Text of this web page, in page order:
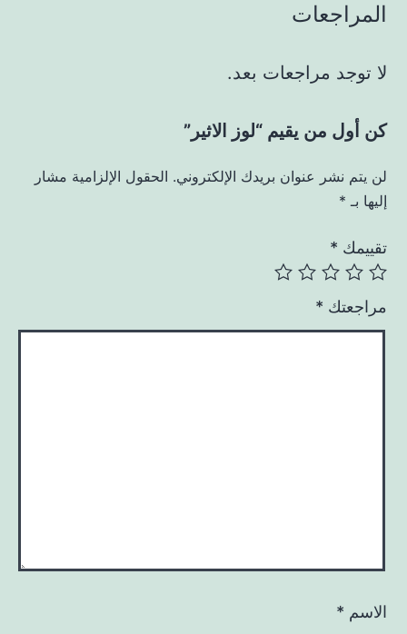
المراجعات
لا توجد مراجعات بعد.
كن أول من يقيم “لوز الاثير”
لن يتم نشر عنوان بريدك الإلكتروني. الحقول الإلزامية مشار
إليها بـ *
تقييمك *
مراجعتك *
الاسم *